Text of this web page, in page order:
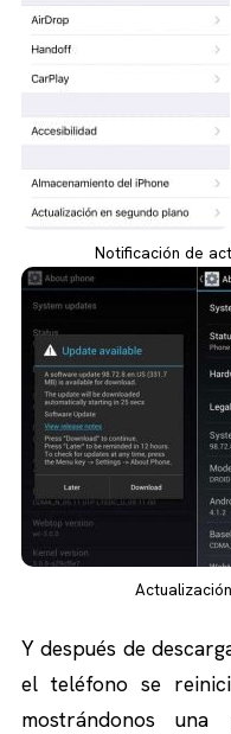
Notificación de
Y después de
el teléfono se
mostrándonos